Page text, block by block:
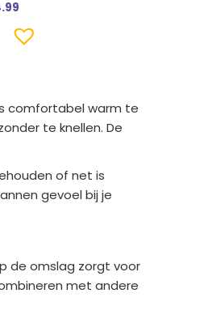
comfortabel warm te
te knellen. De
of net is
gevoel bij je
de omslag zorgt voor
met andere